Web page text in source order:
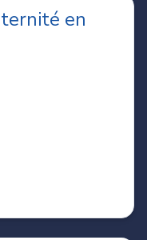
en